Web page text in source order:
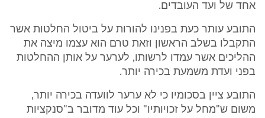
אחד של ועד העובדים.
התובע עותר כעת בפנינו להורות על ביטול החלטות אשר
התקבלו בשלב הראשון וזאת טרם הוא עצמו מיצה את
ההליכים אשר עמדו לרשותו, לערער על אותן ההחלטות
בפני ועדת משמעת בכירה יותר.
התובע ציין בסכומיו כי לא ערער לוועדה בכירה יותר,
משום ש"מחל על זכויותיו" וכל עוד מדובר ב"סנקציות